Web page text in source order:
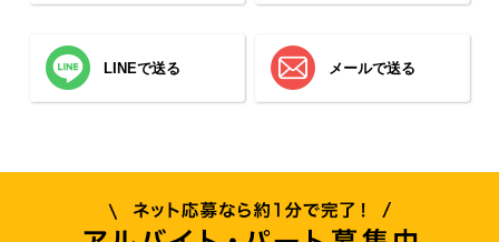
LINEで送る メールで送る